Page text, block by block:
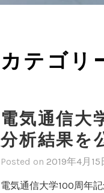
カテゴリ
電気通信大
分析結果を
Posted on 2019年4月15
電気通信大学100周年